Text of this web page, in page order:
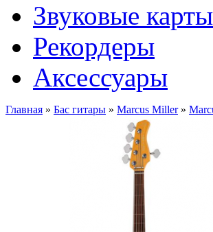
Звуковые карты
Рекордеры
Аксессуары
Главная » Бас гитары » Marcus Miller»